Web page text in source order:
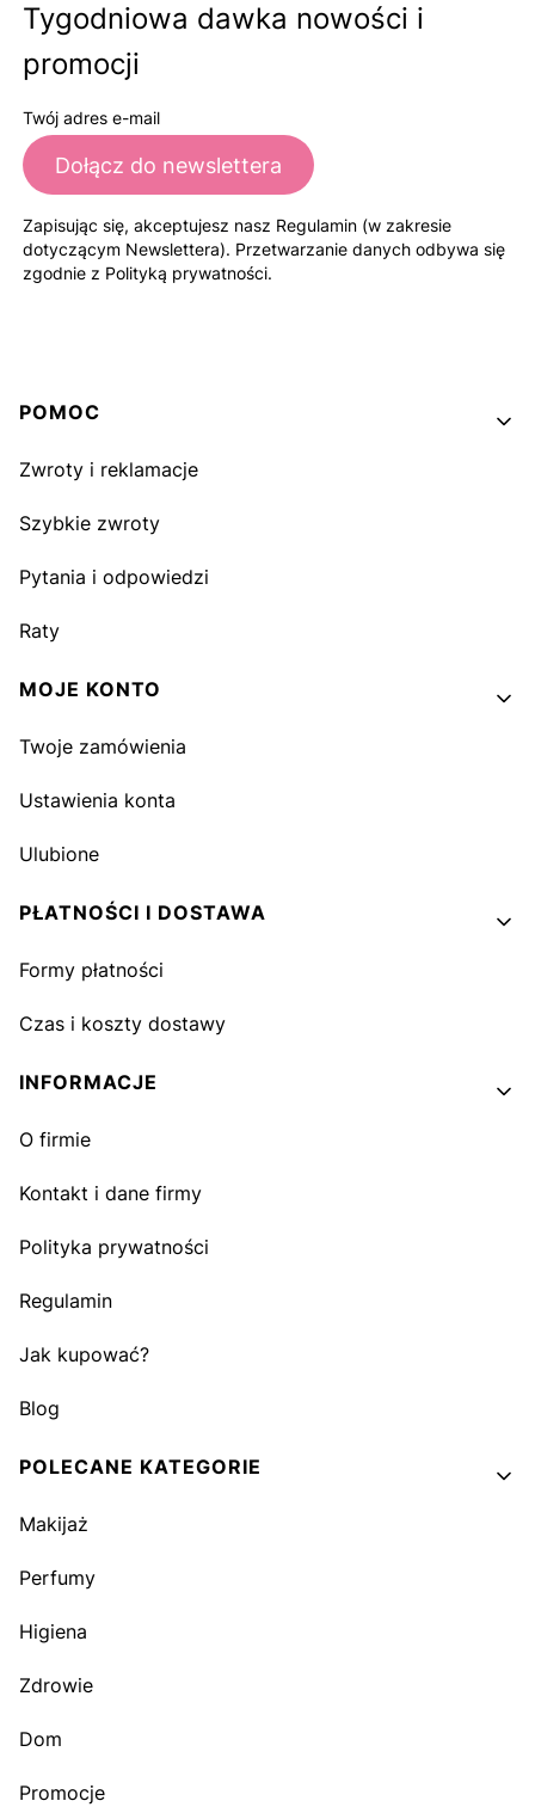
Tygodniowa dawka nowości i
promocji
Twój adres e-mail
Dołącz do newslettera
Zapisując się, akceptujesz nasz Regulamin (w zakresie
dotyczącym Newslettera). Przetwarzanie danych odbywa się
zgodnie z Polityką prywatności.
Linki w stopce
POMOC
Zwroty i reklamacje
Szybkie zwroty
Pytania i odpowiedzi
Raty
MOJE KONTO
Twoje zamówienia
Ustawienia konta
Ulubione
PŁATNOŚCI I DOSTAWA
Formy płatności
Czas i koszty dostawy
INFORMACJE
O firmie
Kontakt i dane firmy
Polityka prywatności
Regulamin
Jak kupować?
Blog
POLECANE KATEGORIE
Makijaż
Perfumy
Higiena
Zdrowie
Dom
Promocje